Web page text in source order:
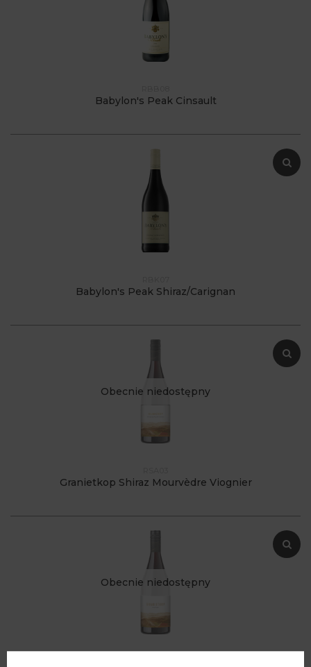
Babylon's Peak Cinsault
Babylon's Peak Shiraz/Carignan
Obecnie niedostępny
Granietkop Shiraz Mourvèdre Viognier
Obecnie niedostępny